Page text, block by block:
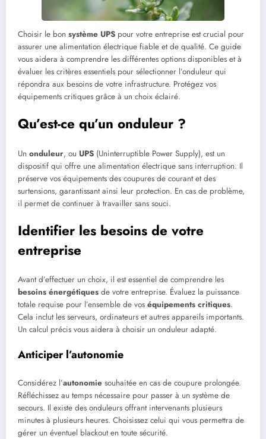
Choisir le bon système UPS pour votre entreprise est crucial pour
assurer une alimentation électrique fiable et de qualité. Ce guide
vous aidera à comprendre les différentes options disponibles et à
évaluer les critères essentiels pour sélectionner l’onduleur qui
répondra aux besoins de votre infrastructure. Protégez vos
équipements critiques grâce à un choix éclairé.
Qu’est-ce qu’un onduleur ?
Un onduleur, ou UPS (Uninterruptible Power Supply), est un
dispositif qui offre une alimentation électrique sans interruption. Il
préserve vos équipements des coupures de courant et des
surtensions, garantissant ainsi leur protection. En cas de problème,
il permet de continuer à travailler sans souci.
Identifier les besoins de votre
entreprise
Avant d’effectuer un choix, il est essentiel de comprendre les
besoins énergétiques de votre entreprise. Évaluez la puissance
totale requise pour l’ensemble de vos équipements critiques.
Cela inclut les serveurs, ordinateurs et autres appareils importants.
Un calcul précis vous aidera à choisir un onduleur adapté.
Anticiper l’autonomie
Considérez l’autonomie souhaitée en cas de coupure prolongée.
Réfléchissez au temps nécessaire pour passer à un système de
secours. Il existe des onduleurs offrant intervenants plusieurs
minutes à plusieurs heures. Choisissez celui qui vous permettra de
gérer un éventuel blackout en toute sécurité.